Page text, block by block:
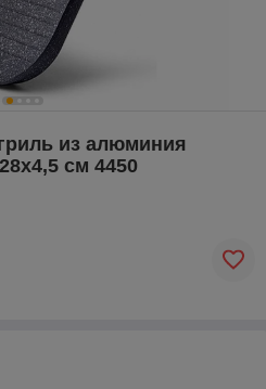
из алюминия
см 4450